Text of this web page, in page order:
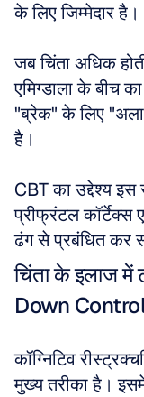
के लिए जिम्मेदार है।
जब चिंता अधिक
एमिग्डाला के बीच
"ब्रेक" के लिए
है।
CBT का उद्देश्य
प्रीफ्रंटल कॉर्टेक्स
ढंग से प्रबंधित कर
चिंता के इलाज में
Down
कॉग्निटिव
मुख्य तरीका है।